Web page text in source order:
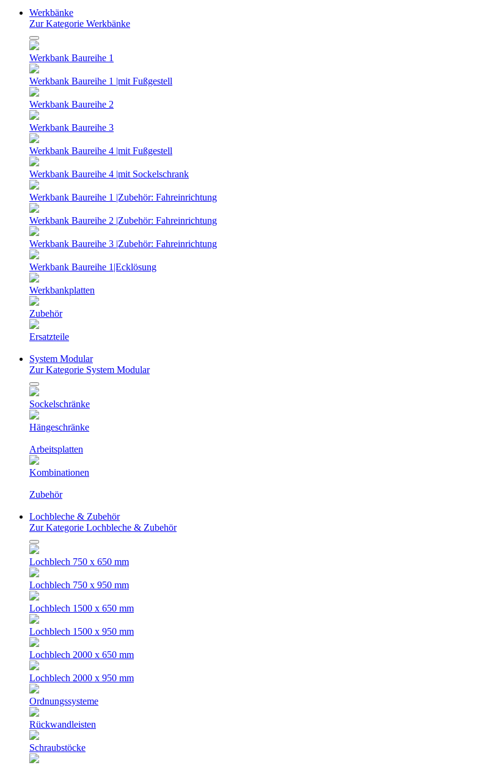
Werkbänke
Zur Kategorie Werkbänke
Werkbank Baureihe 1
Werkbank Baureihe 1 |mit Fußgestell
Werkbank Baureihe 2
Werkbank Baureihe 3
Werkbank Baureihe 4 |mit Fußgestell
Werkbank Baureihe 4 |mit Sockelschrank
Werkbank Baureihe 1 |Zubehör: Fahreinrichtung
Werkbank Baureihe 2 |Zubehör: Fahreinrichtung
Werkbank Baureihe 3 |Zubehör: Fahreinrichtung
Werkbank Baureihe 1|Ecklösung
Werkbankplatten
Zubehör
Ersatzteile
System Modular
Zur Kategorie System Modular
Sockelschränke
Hängeschränke
Arbeitsplatten
Kombinationen
Zubehör
Lochbleche & Zubehör
Zur Kategorie Lochbleche & Zubehör
Lochblech 750 x 650 mm
Lochblech 750 x 950 mm
Lochblech 1500 x 650 mm
Lochblech 1500 x 950 mm
Lochblech 2000 x 650 mm
Lochblech 2000 x 950 mm
Ordnungssysteme
Rückwandleisten
Schraubstöcke